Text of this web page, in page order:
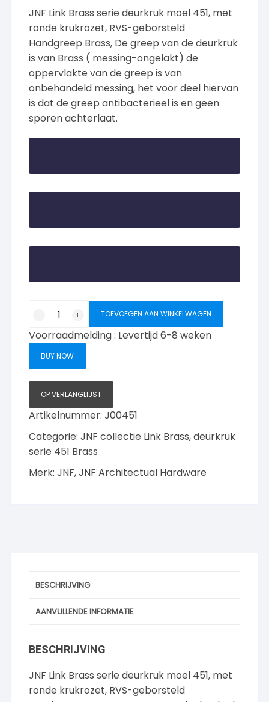
JNF Link Brass serie deurkruk moel 451, met
ronde krukrozet, RVS-geborsteld
Handgreep Brass, De greep van de deurkruk
is van Brass ( messing-ongelakt) de
oppervlakte van de greep is van
onbehandeld messing, het voor deel hiervan
is dat de greep antibacterieel is en geen
sporen achterlaat.
Brass
model
451,
RVS-
geborsteld-
Brass
aantal
TOEVOEGEN AAN WINKELWAGEN
Voorraadmelding : Levertijd 6-8 weken
BUY NOW
OP VERLANGLIJST
Artikelnummer:J00451
Categorie:JNF collectie Link Brass, deurkruk
serie 451 Brass
Merk:JNF,JNF Architectual Hardware
BESCHRIJVING
AANVULLENDE INFORMATIE
BESCHRIJVING
JNF Link Brass serie deurkruk moel 451, met
ronde krukrozet, RVS-geborsteld